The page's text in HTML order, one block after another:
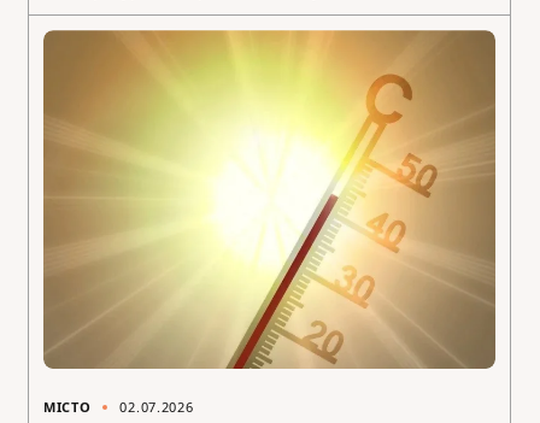
МІСТО 02.07.2026